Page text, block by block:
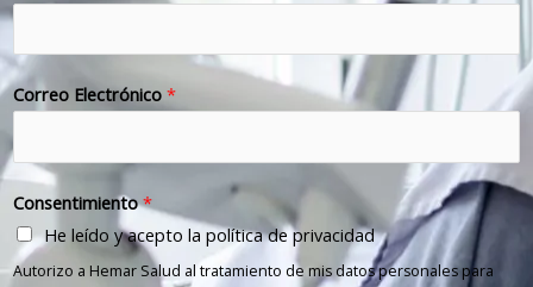
Correo Electrónico *
Consentimiento*
He leído y acepto la política de privacidad
Autorizo a Hemar Salud al tratamiento de mis datos personales para